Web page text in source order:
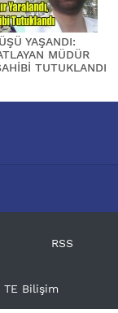
YAŞANDI:
MÜDÜR
TUTUKLANDI
RSS
TE Bilişim